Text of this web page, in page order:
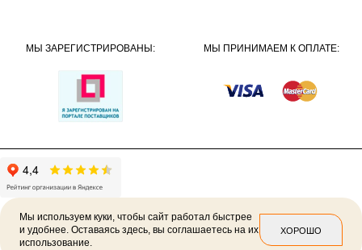
МЫ ЗАРЕГИСТРИРОВАНЫ: МЫ ПРИНИМАЕМ К ОПЛАТЕ:
2026 © Политика конфиденциальности
Мы используем куки, чтобы сайт работал быстрее
и удобнее. Оставаясь здесь, вы соглашаетесь на их
использование.
ХОРОШО